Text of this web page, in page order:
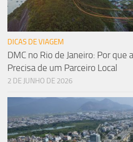
DICAS DE VIAGEM
DMC no Rio de Janeiro: Por que
Precisa de um Parceiro Local
2 DE JUNHO DE 2026